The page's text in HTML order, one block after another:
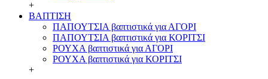
+
ΒΑΠΤΙΣΗ
ΠΑΠΟΥΤΣΙΑ βαπτιστικά για ΑΓΟΡΙ
ΠΑΠΟΥΤΣΙΑ βαπτιστικά για ΚΟΡΙΤΣΙ
ΡΟΥΧΑ βαπτιστικά για ΑΓΟΡΙ
ΡΟΥΧΑ βαπτιστικά για ΚΟΡΙΤΣΙ
+